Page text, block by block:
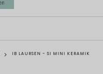
IB LAURSEN - SI MINI KERAMIK